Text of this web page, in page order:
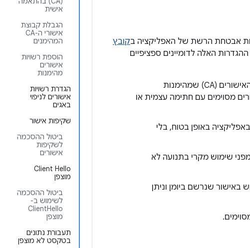
אישית
הגבלת קבוצת
אישורי ה-CA
המהימנים
הוספת רשויות
אישורים
מהימנות
הגדרת רשויות
אישורים לניפוי
באגים
שקיפות אישור
ביטול ההסכמה
לשקיפות
אישורים
Client Hello
מוצפן
ביטול ההסכמה
לשימוש ב-
ClientHello
מוצפן
תעבורת נתונים
בטקסט לא מוצפן
אבטחת הרשת של האפליקציה בקובץ
האלה לדומיינים ספציפיים
אפשר להתאים אישית את רשויות האישורים (CA) שמהימנות
מסוימים עם חתימה עצמית או
באופן בטוח, בלי
שימוש מקרי בתנועה לא
שנרשם ביומן וניתן